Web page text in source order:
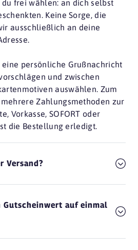
frei wählen: an dich selbst
Keine Sorge, die
ausschließlich an deine
persönliche Grußnachricht
und zwischen
auswählen. Zum
Zahlungsmethoden zur
Vorkasse, SOFORT oder
die Bestellung erledigt.
Versand?
Gutscheinwert auf einmal